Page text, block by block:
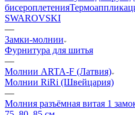
бисероплетения
SWAROVSKI
—
Замки-молнии
Фурнитура для шитья
—
Молнии ARTA-F (Латвия)
Молнии RiRi (Швейцария)
—
Молния разъёмная витая 1